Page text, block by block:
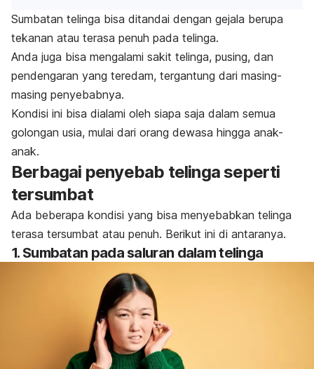
Sumbatan telinga bisa ditandai dengan gejala berupa
tekanan atau terasa penuh pada telinga.
Anda juga bisa mengalami sakit telinga, pusing, dan
pendengaran yang teredam, tergantung dari masing-
masing penyebabnya.
Kondisi ini bisa dialami oleh siapa saja dalam semua
golongan usia, mulai dari orang dewasa hingga anak-
anak.
Berbagai penyebab telinga seperti
tersumbat
Ada beberapa kondisi yang bisa menyebabkan telinga
terasa tersumbat atau penuh. Berikut ini di antaranya.
1. Sumbatan pada saluran dalam telinga